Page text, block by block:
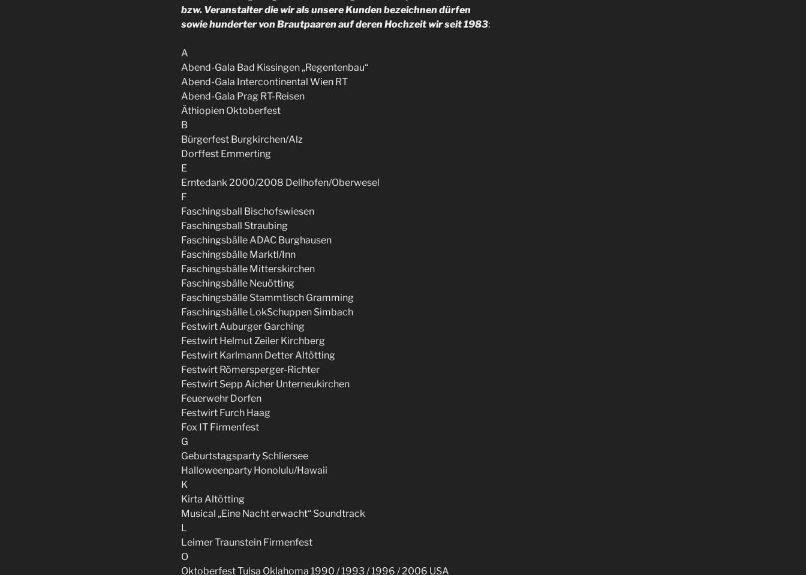
bzw. Veranstalter die wir als unsere Kunden bezeichnen dürfen
sowie hunderter von Brautpaaren auf deren Hochzeit wir seit 1983:
A
Abend-Gala Bad Kissingen „Regentenbau“
Abend-Gala Intercontinental Wien RT
Abend-Gala Prag RT-Reisen
Äthiopien Oktoberfest
B
Bürgerfest Burgkirchen/Alz
Dorffest Emmerting
E
Erntedank 2000/2008 Dellhofen/Oberwesel
F
Faschingsball Bischofswiesen
Faschingsball Straubing
Faschingsbälle ADAC Burghausen
Faschingsbälle Marktl/Inn
Faschingsbälle Mitterskirchen
Faschingsbälle Neuötting
Faschingsbälle Stammtisch Gramming
Faschingsbälle LokSchuppen Simbach
Festwirt Auburger Garching
Festwirt Helmut Zeiler Kirchberg
Festwirt Karlmann Detter Altötting
Festwirt Römersperger-Richter
Festwirt Sepp Aicher Unterneukirchen
Feuerwehr Dorfen
Festwirt Furch Haag
Fox IT Firmenfest
G
Geburtstagsparty Schliersee
Halloweenparty Honolulu/Hawaii
K
Kirta Altötting
Musical „Eine Nacht erwacht“ Soundtrack
L
Leimer Traunstein Firmenfest
O
Oktoberfest Tulsa Oklahoma 1990 / 1993 / 1996 / 2006 USA